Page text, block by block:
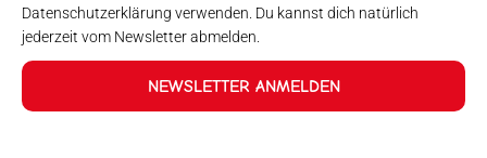
Datenschutzerklärung verwenden. Du kannst dich natürlich
jederzeit vom Newsletter abmelden.
NEWSLETTER ANMELDEN